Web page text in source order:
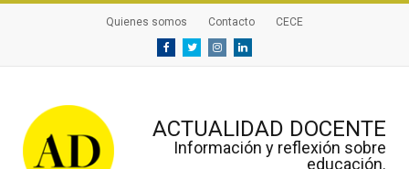
Quienes somos Contacto CECE
FacebookTwitterInstagramLinkedin
ACTUALIDAD DOCENTE
Información y reflexión sobre
educación.